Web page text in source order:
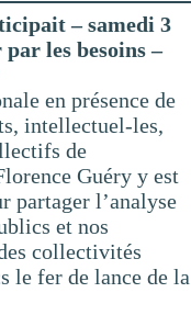
– samedi 3
les besoins –
en présence de
intellectuel-les,
de
Guéry y est
partager l’analyse
et nos
collectivités
le fer de lance de la